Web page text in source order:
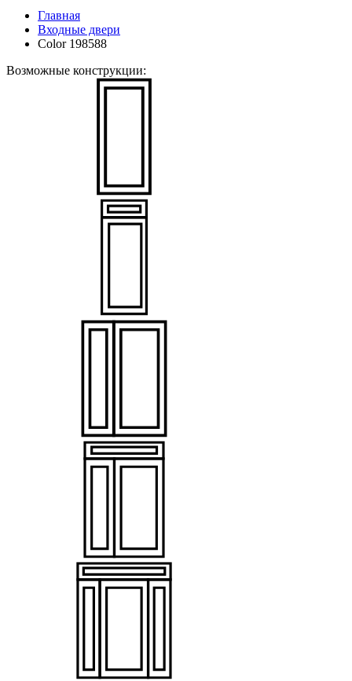
Главная
Входные двери
Color 198588
Возможные конструкции: